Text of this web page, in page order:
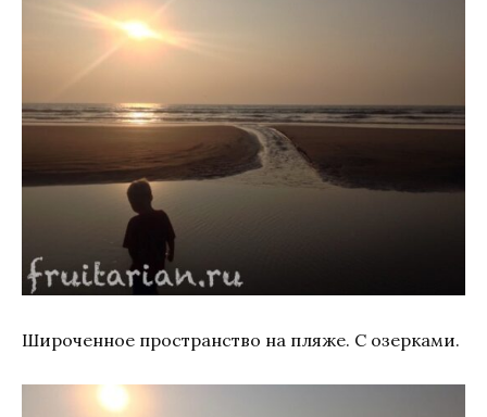
Широченное пространство на пляже. С озерками.